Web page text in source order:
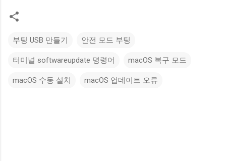
부팅 USB 만들기 안전 모드 부팅
터미널 softwareupdate 명령어 macOS 복구 모드
macOS 수동 설치 macOS 업데이트 오류